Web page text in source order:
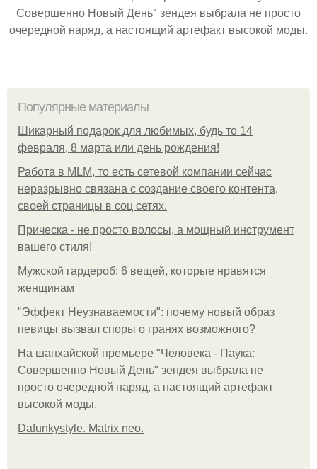
Совершенно Новый День" зендея выбрала не просто
очередной наряд, а настоящий артефакт высокой моды.
Популярные материалы
Шикарный подарок для любимых, будь то 14
февраля, 8 марта или день рождения!
Работа в MLM, то есть сетевой компании сейчас
неразрывно связана с создание своего контента,
своей страницы в соц сетях.
Прическа - не просто волосы, а мощный инструмент
вашего стиля!
Мужской гардероб: 6 вещей, которые нравятся
женщинам
"Эффект Неузнаваемости": почему новый образ
певицы вызвал споры о гранях возможного?
На шанхайской премьере "Человека - Паука:
Совершенно Новый День" зендея выбрала не
просто очередной наряд, а настоящий артефакт
высокой моды.
Dafunkystyle. Matrix neo.